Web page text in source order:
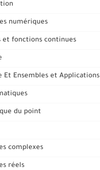
numériques
et fonctions continues
Et Ensembles et Applications
du point
complexes
réels